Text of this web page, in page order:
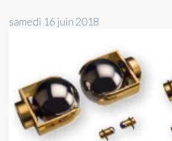
samedi 16 juin 2018